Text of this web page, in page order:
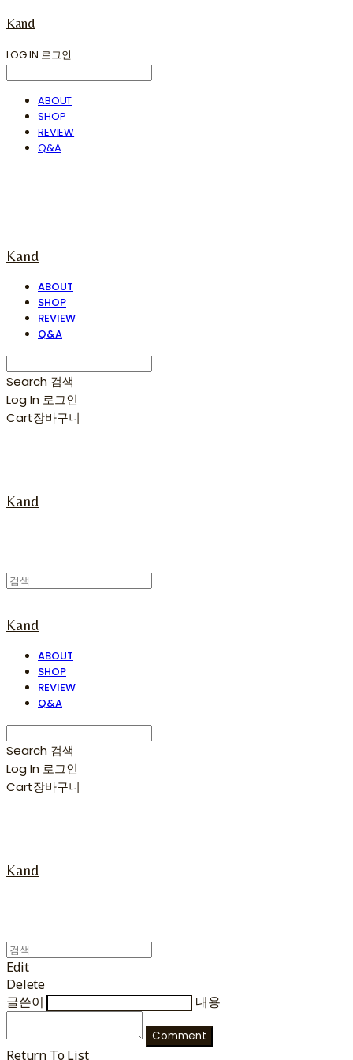
Kand
LOG IN 로그인
ABOUT
SHOP
REVIEW
Q&A
Kand
ABOUT
SHOP
REVIEW
Q&A
Search 검색
Log In 로그인
Cart장바구니
Kand
Kand
ABOUT
SHOP
REVIEW
Q&A
Search 검색
Log In 로그인
Cart장바구니
Kand
Edit
Delete
글쓴이
내용
Comment
Return To List